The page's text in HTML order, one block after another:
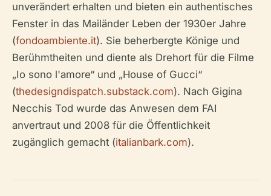
unverändert erhalten und bieten ein authentisches
Fenster in das Mailänder Leben der 1930er Jahre
(fondoambiente.it). Sie beherbergte Könige und
Berühmtheiten und diente als Drehort für die Filme
„Io sono l'amore“ und „House of Gucci“
(thedesigndispatch.substack.com). Nach Gigina
Necchis Tod wurde das Anwesen dem FAI
anvertraut und 2008 für die Öffentlichkeit
zugänglich gemacht (italianbark.com).